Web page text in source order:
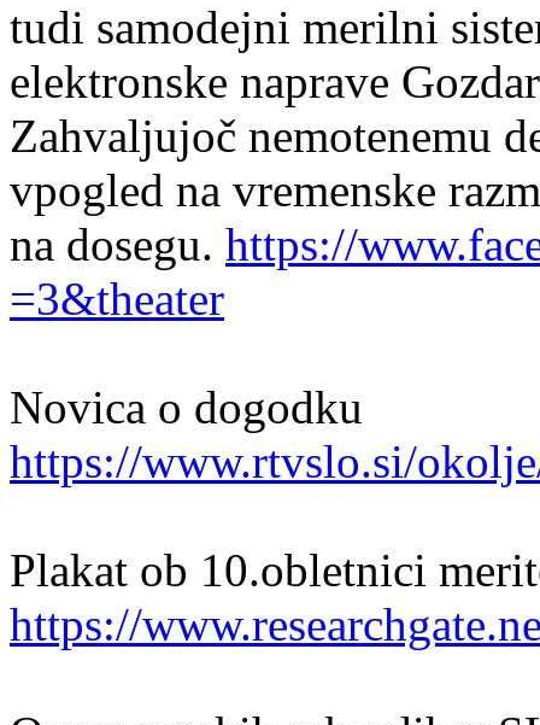
tudi samodejni merilni
elektronske naprave
Zahvaljujoč nemotenemu
vpogled na vremenske
na dosegu. https://
=3&theater
Novica o dogodku
https://www.rtvslo.si/
Plakat ob 10.obletnici
https://